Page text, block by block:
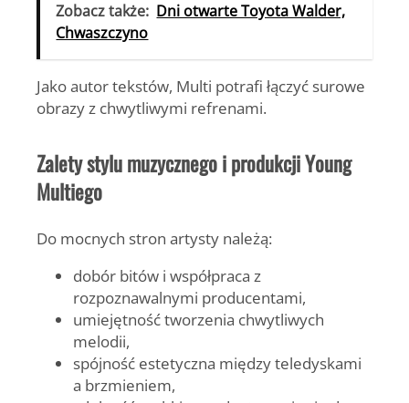
Zobacz także: Dni otwarte Toyota Walder,
Chwaszczyno
Jako autor tekstów, Multi potrafi łączyć surowe
obrazy z chwytliwymi refrenami.
Zalety stylu muzycznego i produkcji Young
Multiego
Do mocnych stron artysty należą:
dobór bitów i współpraca z
rozpoznawalnymi producentami,
umiejętność tworzenia chwytliwych
melodii,
spójność estetyczna między teledyskami
a brzmieniem,